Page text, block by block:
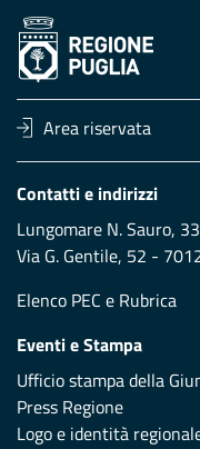
Area riservata
Contatti e indirizzi
Lungomare N. Sauro,
Via G. Gentile, 52 -
Elenco PEC e Rubrica
Eventi e Stampa
Ufficio stampa della
Press Regione
Logo e identità